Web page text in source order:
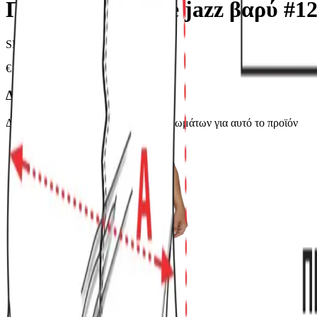
Παντελόνι viscoze jazz βαρύ
SKU:
€15,00
Διαθέσιμα Χρώματα:
Δείτε όλες τις διαθέσιμες επιλογές χρωμάτων για αυτό το προϊόν